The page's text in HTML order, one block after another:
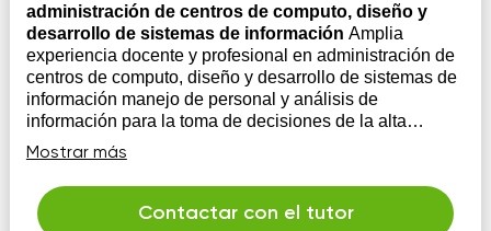
administración de centros de computo, diseño y
desarrollo de sistemas de información Amplia
experiencia docente y profesional en administración de
centros de computo, diseño y desarrollo de sistemas de
información manejo de personal y análisis de
información para la toma de decisiones de la alta
gerencia, mis técnicas primordiales de enseñanza es
mediante ejemplos teórico-prácticos...
Mostrar más
Contactar con el tutor